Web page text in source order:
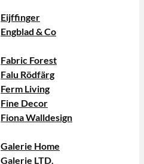
Eijffinger
Engblad & Co
Fabric Forest
Falu Rödfärg
Ferm Living
Fine Decor
Fiona Walldesign
Galerie Home
Galerie LTD.